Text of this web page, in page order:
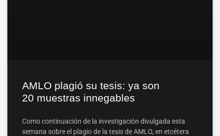
AMLO plagió su tesis: ya son
20 muestras innegables
Como continuación de la investigación divulgada esta
semana sobre el plagio de la tesis de AMLO, en etcétera